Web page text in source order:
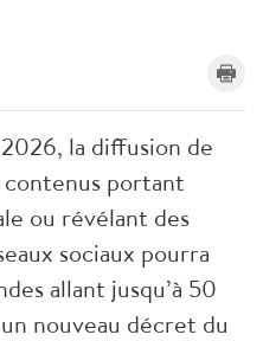
la diffusion de
contenus portant
ou révélant des
sociaux pourra
allant jusqu’à 50
nouveau décret du